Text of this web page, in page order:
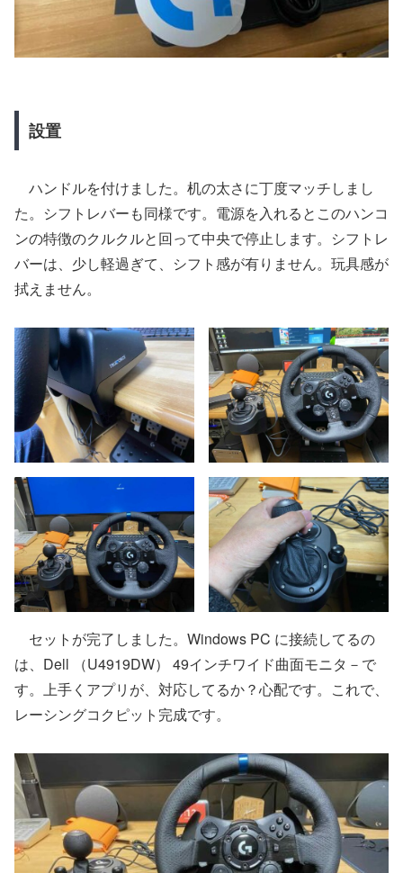
設置
ハンドルを付けました。机の太さに丁度マッチしまし
た。シフトレバーも同様です。電源を入れるとこのハンコ
ンの特徴のクルクルと回って中央で停止します。シフトレ
バーは、少し軽過ぎて、シフト感が有りません。玩具感が
拭えません。
セットが完了しました。Windows PC に接続してるの
は、Dell （U4919DW） 49インチワイド曲面モニタ－で
す。上手くアプリが、対応してるか？心配です。これで、
レーシングコクピット完成です。